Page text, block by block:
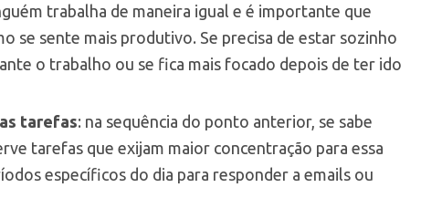
trabalha de maneira igual e é importante que
se sente mais produtivo. Se precisa de estar sozinho
o trabalho ou se fica mais focado depois de ter ido
tarefas: na sequência do ponto anterior, se sabe
tarefas que exijam maior concentração para essa
específicos do dia para responder a emails ou